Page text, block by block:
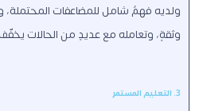
ولديه فهمٌ شامل للمضاعفات المحتملة،
وثقةٍ، وتعامله مع عديدٍ من الحالات
3. التعليم المستمر